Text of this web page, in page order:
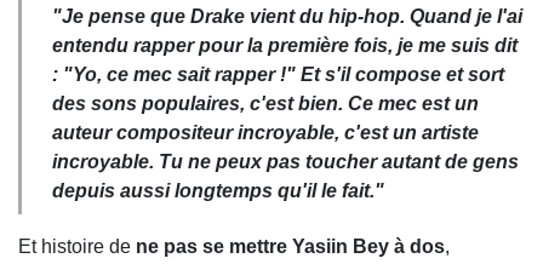
"Je pense que Drake vient du hip-hop. Quand je l'ai
entendu rapper pour la première fois, je me suis dit
: "Yo, ce mec sait rapper !" Et s'il compose et sort
des sons populaires, c'est bien. Ce mec est un
auteur compositeur incroyable, c'est un artiste
incroyable. Tu ne peux pas toucher autant de gens
depuis aussi longtemps qu'il le fait."
Et histoire de ne pas se mettre Yasiin Bey à dos,